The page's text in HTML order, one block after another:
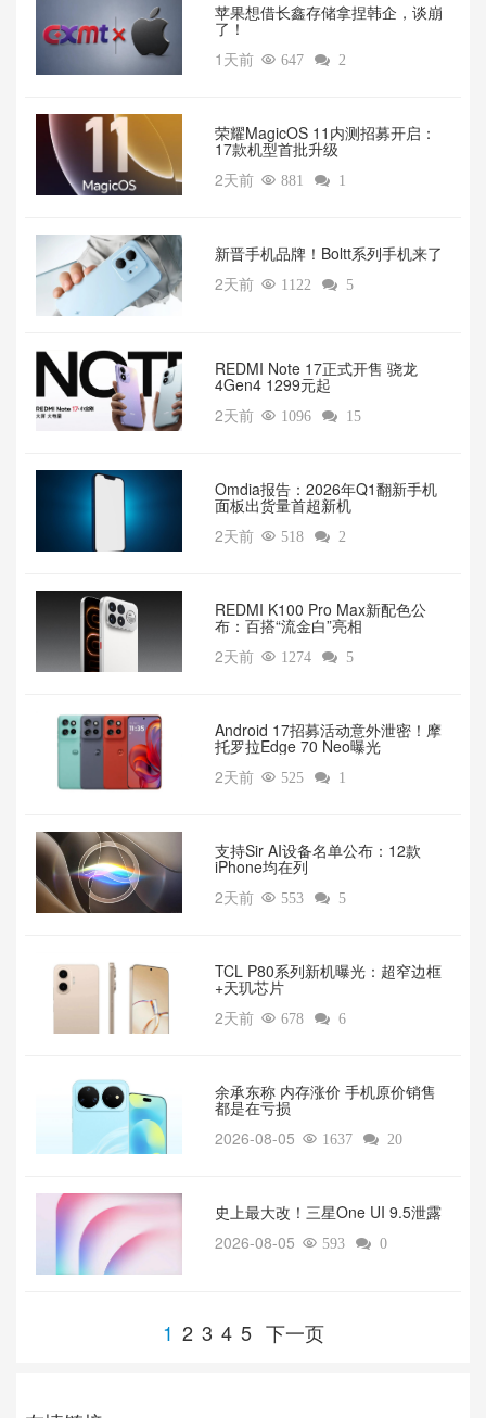
苹果想借长鑫存储拿捏韩企，谈崩
了！
1天前  647  2
荣耀MagicOS 11内测招募开启：
17款机型首批升级
2天前  881  1
新晋手机品牌！Boltt系列手机来了
2天前  1122  5
REDMI Note 17正式开售 骁龙
4Gen4 1299元起
2天前  1096  15
Omdia报告：2026年Q1翻新手机
面板出货量首超新机
2天前  518  2
REDMI K100 Pro Max新配色公
布：百搭“流金白”亮相
2天前  1274  5
Android 17招募活动意外泄密！摩
托罗拉Edge 70 Neo曝光
2天前  525  1
支持Sir AI设备名单公布：12款
iPhone均在列
2天前  553  5
TCL P80系列新机曝光：超窄边框
+天玑芯片
2天前  678  6
余承东称 内存涨价 手机原价销售
都是在亏损
2026-08-05  1637  20
‌史上最大改！三星One UI 9.5泄露
2026-08-05  593  0
1 2 3 4 5 下一页